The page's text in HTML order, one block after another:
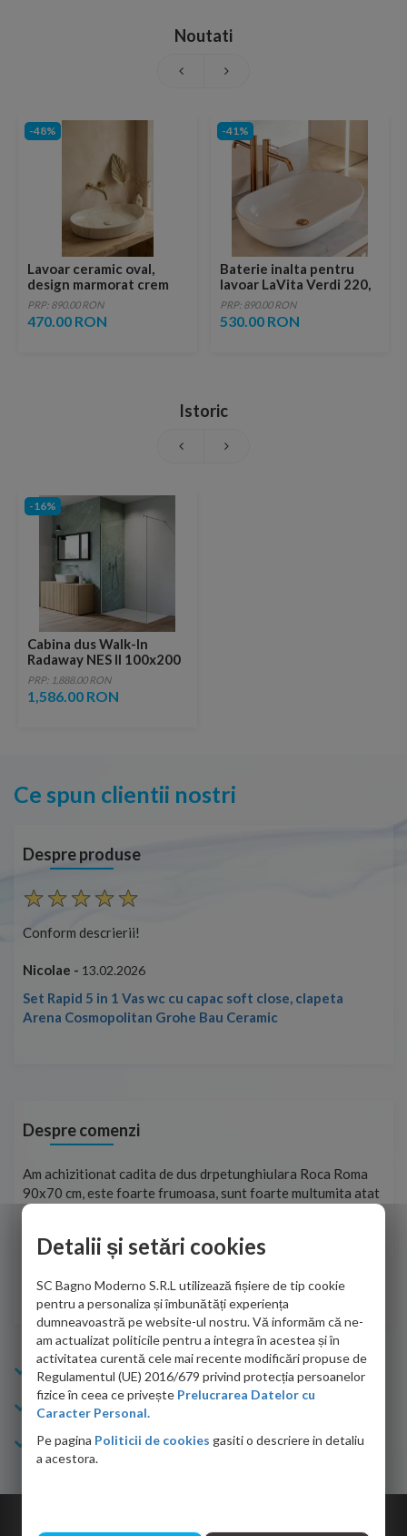
Noutati
-48%
Lavoar ceramic oval,
design marmorat crem
lucios cu vene aurii,
ventil inclus
PRP: 890.00 RON
470.00 RON
-41%
Baterie inalta pentru
lavoar LaVita Verdi 220,
fara ventil, brushed
copper
PRP: 890.00 RON
530.00 RON
Istoric
-16%
Cabina dus Walk-In
Radaway NES II 100x200
cm crom lucios
PRP: 1,888.00 RON
1,586.00 RON
Ce spun clientii nostri
Despre produse
Conform descrierii!
Nicolae - 13.02.2026
Set Rapid 5 in 1 Vas wc cu capac soft close, clapeta
Arena Cosmopolitan Grohe Bau Ceramic
Despre comenzi
Am achizitionat cadita de dus drpetunghiulara Roca Roma
90x70 cm, este foarte frumoasa, sunt foarte multumita atat
de personalul firmei dvs. cu care am colaborat in obtinerea
adus coletul in siguranta.Numai bine, va doresc!
Sofrone Viviana -28.07.2026
Info Bagno
Cumparaturi
Suport clienti
Detalii și setări cookies
SC Bagno Moderno S.R.L utilizează fișiere de tip cookie
pentru a personaliza și îmbunătăți experiența
dumneavoastră pe website-ul nostru. Vă informăm că ne-
am actualizat politicile pentru a integra în acestea și în
activitatea curentă cele mai recente modificări propuse de
Regulamentul (UE) 2016/679 privind protecția persoanelor
fizice în ceea ce privește Prelucrarea Datelor cu
Caracter Personal.
Pe pagina Politicii de cookies gasiti o descriere in detaliu
a acestora.